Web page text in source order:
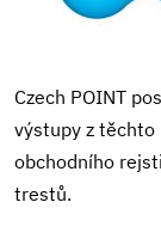
Czech POINT
výstupy z
obchodního
trestů.